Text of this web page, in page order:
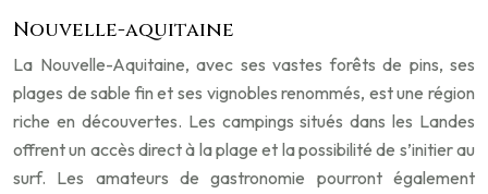
Nouvelle-aquitaine
La Nouvelle-Aquitaine, avec ses vastes forêts de pins, ses
plages de sable fin et ses vignobles renommés, est une région
riche en découvertes. Les campings situés dans les Landes
offrent un accès direct à la plage et la possibilité de s’initier au
surf. Les amateurs de gastronomie pourront également